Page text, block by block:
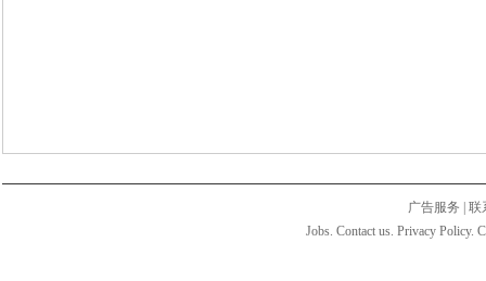
广告服务
联
Jobs. Contact us. Privacy Policy.